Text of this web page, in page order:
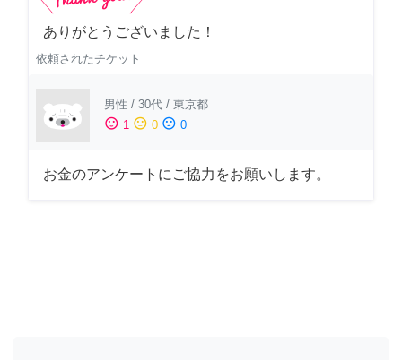
ありがとうございました！
依頼されたチケット
男性 / 30代 / 東京都
sentiment_satisfied 1 sentiment_neutral 0 sentiment_dissatisfied 0
お金のアンケートにご協力をお願いします。